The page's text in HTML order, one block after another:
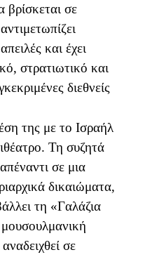
βρίσκεται σε
και έχει
στρατιωτικό και
διεθνείς
της με το Ισραήλ
Τη συζητά
σε μια
δικαιώματα,
τη «Γαλάζια
μουσουλμανική
σε